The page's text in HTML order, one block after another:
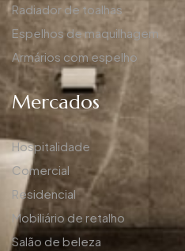
Radiador de toalhas
Espelhos de maquilhagem
Armários com espelho
Mercados
Hospitalidade
Comercial
Residencial
Mobiliário de retalho
Salão de beleza